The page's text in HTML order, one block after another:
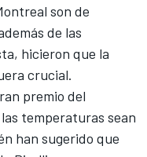
son de
de las
hicieron que la
crucial.
premio del
temperaturas sean
han sugerido que